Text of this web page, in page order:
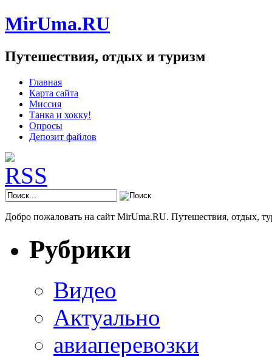
MirUma.RU
Путешествия, отдых и туризм
Главная
Карта сайта
Миссия
Танка и хокку!
Опросы
Депозит файлов
Добро пожаловать на сайт MirUma.RU. Путешествия, отдых,
Рубрики
Видео
Актуально
авиаперевозки